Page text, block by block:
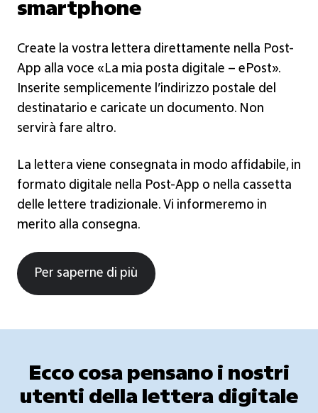
smartphone
Create la vostra lettera direttamente nella Post-
App alla voce «La mia posta digitale – ePost».
Inserite semplicemente l’indirizzo postale del
destinatario e caricate un documento. Non
servirà fare altro.
La lettera viene consegnata in modo affidabile, in
formato digitale nella Post-App o nella cassetta
delle lettere tradizionale. Vi informeremo in
merito alla consegna.
Per saperne di più
Ecco cosa pensano i nostri
utenti della lettera digitale